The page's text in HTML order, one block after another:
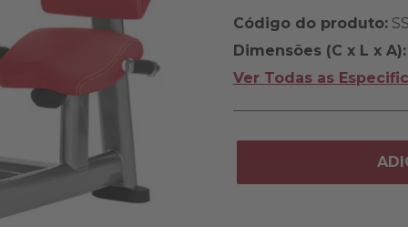
Código do produto:
Dimensões (C x L x A):
Ver Todas as